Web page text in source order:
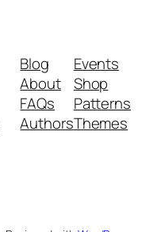
Blog
About
FAQs
Authors
Events
Shop
Patterns
Themes